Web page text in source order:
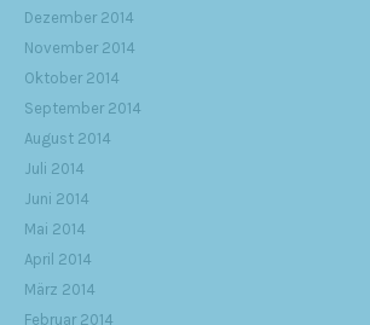
Dezember 2014
November 2014
Oktober 2014
September 2014
August 2014
Juli 2014
Juni 2014
Mai 2014
April 2014
März 2014
Februar 2014